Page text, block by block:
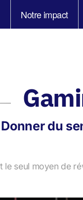
Notre impact
Donner du
le seul moyen de